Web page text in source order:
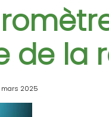
de la
mars 2025